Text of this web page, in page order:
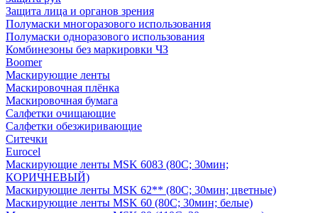
Защита лица и органов зрения
Полумаски многоразового использования
Полумаски одноразового использования
Комбинезоны без маркировки ЧЗ
Boomer
Маскирующие ленты
Маскировочная плёнка
Маскировочная бумага
Салфетки очищающие
Салфетки обезжиривающие
Ситечки
Euroсel
Маскирующие ленты MSK 6083 (80С; 30мин;
КОРИЧНЕВЫЙ)
Маскирующие ленты MSK 62** (80С; 30мин; цветные)
Маскирующие ленты MSK 60 (80С; 30мин; белые)